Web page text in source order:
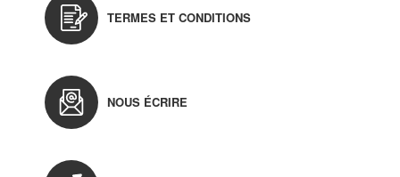
TERMES ET CONDITIONS
NOUS ÉCRIRE